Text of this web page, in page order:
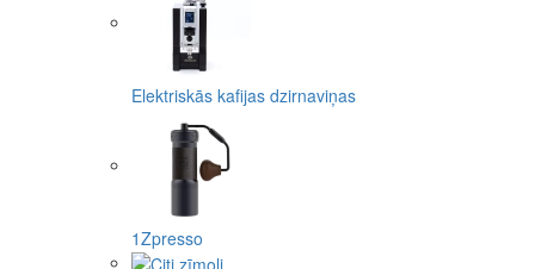
Elektriskās kafijas dzirnaviņas
1Zpresso